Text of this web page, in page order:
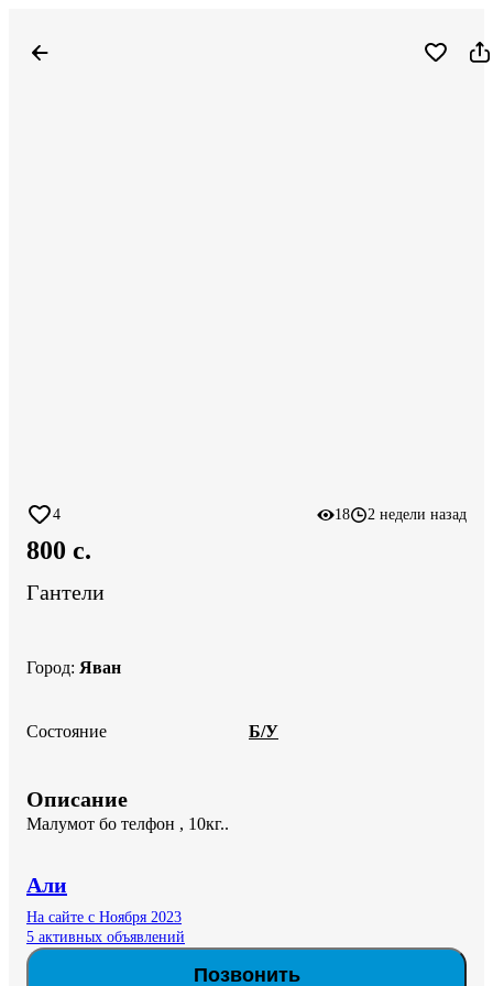
4 18 2 недели назад
800 c.
Гантели
Город: Яван
Состояние Б/У
Описание
Малумот бо телфон , 10кг..
Али
На сайте с Ноября 2023
5 активных объявлений
Позвонить